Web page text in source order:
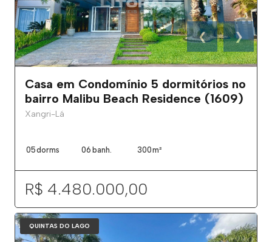
❮ ❯
Casa em Condomínio 5 dormitórios no
bairro Malibu Beach Residence (1609)
Xangri-Lá
05dorms 06 banh. 300m²
R$ 4.480.000,00
QUINTAS DO LAGO